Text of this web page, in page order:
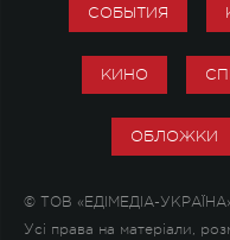
СОБЫТИЯ
КИНО
ОБЛОЖКИ
© ТОВ «ЕДІМЕДІА-
Усі права на матеріали,